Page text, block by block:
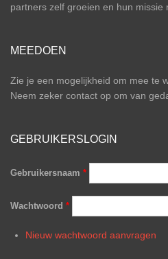
partners zelf groeien en hun missie
MEEDOEN
Zie je een mogelijkheid om mee te
Neem zeker contact op om van
GEBRUIKERSLOGIN
Gebruikersnaam *
Wachtwoord *
Nieuw wachtwoord aanvragen